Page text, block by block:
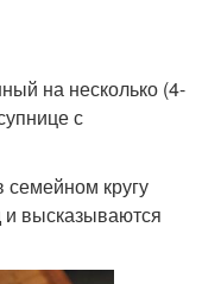
на несколько (4-
с
семейном кругу
высказываются